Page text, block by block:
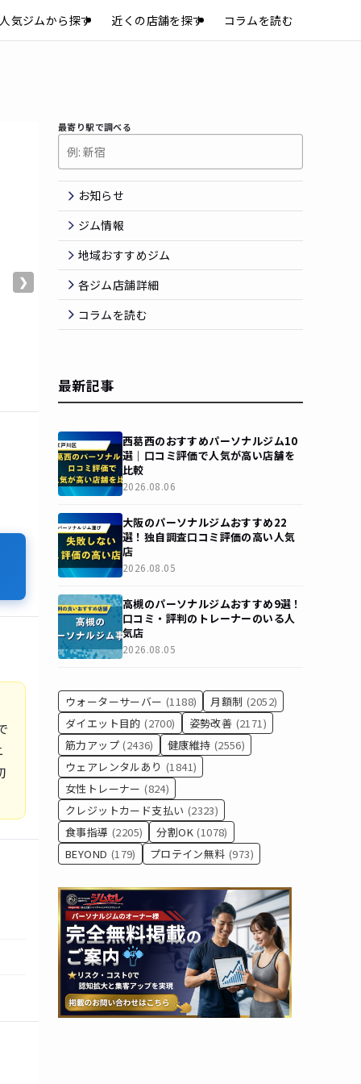
人気ジムから探す 近くの店舗を探す コラムを読む
❯
最寄り駅で調べる
お知らせ
ジム情報
地域おすすめジム
各ジム店舗詳細
コラムを読む
最新記事
西葛西のおすすめパーソナルジム10
選｜口コミ評価で人気が高い店舗を
比較
2026.08.06
大阪のパーソナルジムおすすめ22
選！独自調査口コミ評価の高い人気
店
2026.08.05
高槻のパーソナルジムおすすめ9選！
口コミ・評判のトレーナーのいる人
気店
2026.08.05
ウォーターサーバー (1188) 月額制 (2052)
ダイエット目的 (2700) 姿勢改善 (2171)
筋力アップ (2436) 健康維持 (2556)
ウェアレンタルあり (1841)
女性トレーナー (824)
クレジットカード支払い (2323)
食事指導 (2205) 分割OK (1078)
BEYOND (179) プロテイン無料 (973)